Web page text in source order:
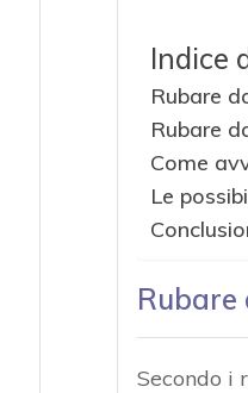
Indice
Rubare
Rubare
Come
Le
Secondo i